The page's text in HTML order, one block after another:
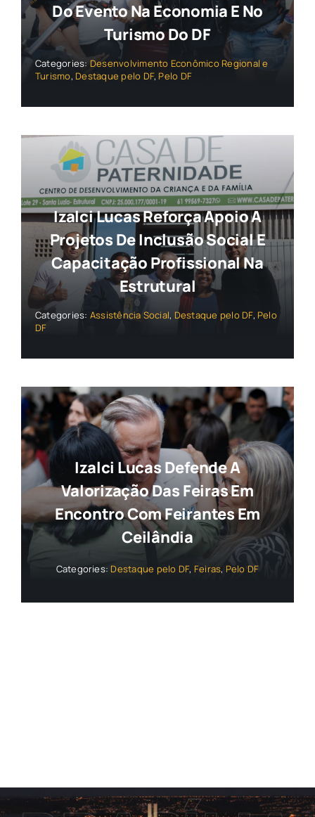
Do Evento Na Economia E No
Turismo Do DF
Categories: Desenvolvimento Econômico Regional e
Turismo, Destaque pelo DF, Pelo DF
Izalci Lucas Reforça Apoio A
Projetos De Inclusão Social E
Capacitação Profissional Na
Estrutural
Categories: Assistência Social, Destaque pelo DF, Pelo
DF
Izalci Lucas Defende A
Valorização Das Feiras Em
Encontro Com Feirantes Em
Ceilândia
Categories: Destaque pelo DF, Feiras, Pelo DF